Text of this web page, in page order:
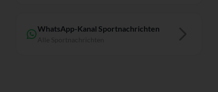
WhatsApp-Kanal Sportnachrichten